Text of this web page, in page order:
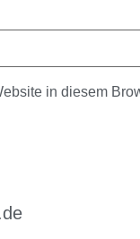
in diesem